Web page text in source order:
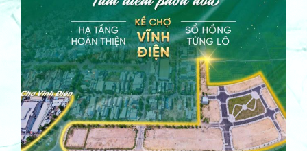
THE FAIFO COMPLEX TIỀM
NĂNG PHÁT TRIỂN
Xem chi tiết +